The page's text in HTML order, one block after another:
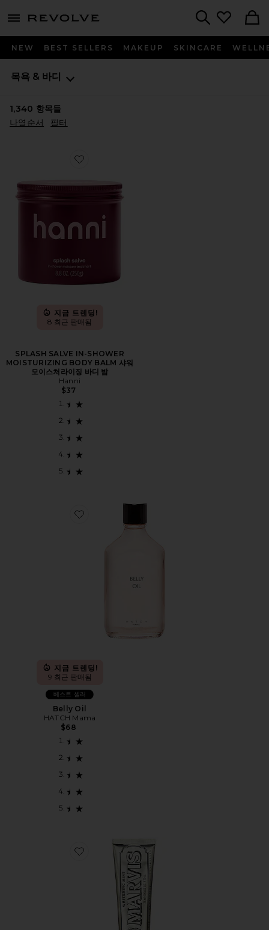
menu - shows more content
NEW BEST SELLERS MAKEUP SKINCARE
목욕 & 바디
1,340 항목들
나열순서
필터
Favorite SPLASH SALVE IN-SHOWER MOISTURIZING
지금 트렌딩!
8 최근 판매됨
SPLASH SALVE IN-SHOWER
MOISTURIZING BODY BALM 샤워
모이스처라이징 바디 밤
Hanni
$37
Favorite Belly Oil
지금 트렌딩!
9 최근 판매됨
베스트 셀러
Belly Oil
HATCH Mama
$68
Favorite WHITENING 치약